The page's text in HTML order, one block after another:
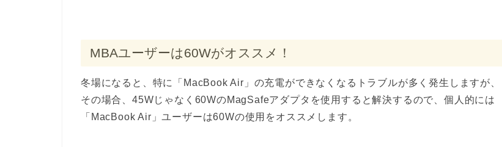
MBAユーザーは60Wがオススメ！
冬場になると、特に「MacBook Air」の充電ができなくなるトラブルが多く発生しますが、
その場合、45Wじゃなく60WのMagSafeアダプタを使用すると解決するので、個人的には
「MacBook Air」ユーザーは60Wの使用をオススメします。